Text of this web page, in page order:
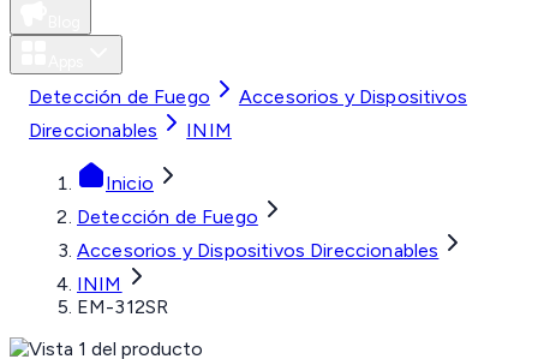
Detección de Fuego
Accesorios y Dispositivos
Direccionables
INIM
Inicio
Detección de Fuego
Accesorios y Dispositivos Direccionables
INIM
EM-312SR